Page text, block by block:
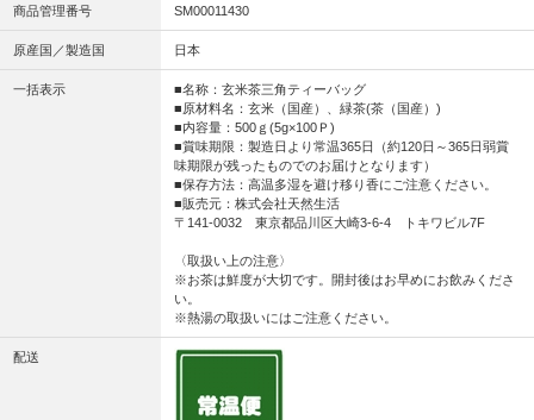
商品管理番号 SM00011430
原産国／製造国 日本
一括表示
■名称：玄米茶三角ティーバッグ
■原材料名：玄米（国産）、緑茶(茶（国産）)
■内容量：500ｇ(5g×100Ｐ)
■賞味期限：製造日より常温365日（約120日～365日弱賞
味期限が残ったものでのお届けとなります）
■保存方法：高温多湿を避け移り香にご注意ください。
■販売元：株式会社天然生活
〒141-0032 東京都品川区大崎3-6-4 トキワビル7F
〈取扱い上の注意〉
※お茶は鮮度が大切です。開封後はお早めにお飲みくださ
い。
※熱湯の取扱いにはご注意ください。
配送